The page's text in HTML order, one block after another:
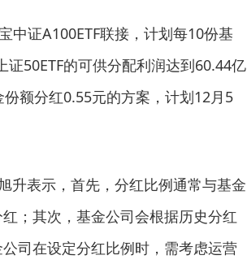
中证A100ETF联接，计划每10份基
50ETF的可供分配利润达到60.44亿
额分红0.55元的方案，计划12月5
升表示，首先，分红比例通常与基金
；其次，基金公司会根据历史分红
司在设定分红比例时，需考虑运营